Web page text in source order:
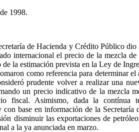
1998.
de Hacienda y Crédito Público
internacional el precio de la mezcla
de la estimación prevista en la Ley de
como referencia para determinar el
prudente volver a realizar una
un precio indicativo de la mezcla
fiscal. Asimismo, dada la contínua
base en información de la
disminuir las exportaciones de
a la ya anunciada en marzo.